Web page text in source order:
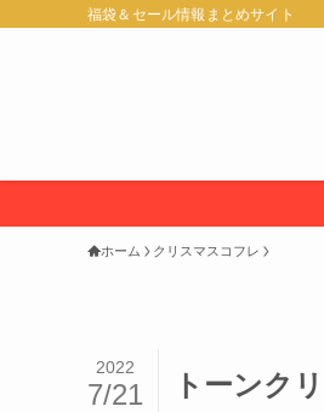
福袋＆セール情報まとめサイト
ホーム クリスマスコフレ
トーンク
2022
7/21